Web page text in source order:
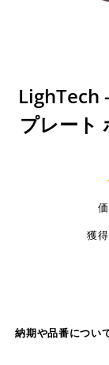
LighTech
プレート
獲
納期や品番につい